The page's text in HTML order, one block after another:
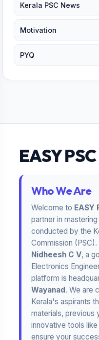
Kerala PSC News
Motivation
PYQ
EASY PSC
Who We Are
Welcome to EASY
partner in
conducted by the
Commission (PSC).
Nidheesh C V, a
Electronics
platform is
Wayanad. We are
Kerala's aspirants
materials, previous
innovative tools
ensure your